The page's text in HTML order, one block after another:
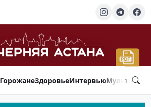
ГорожанеЗдоровьеИнтервью